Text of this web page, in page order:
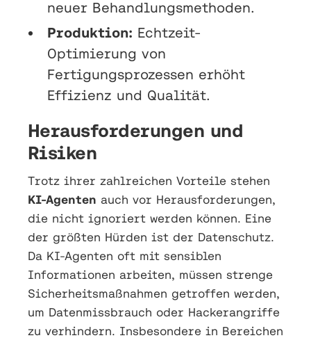
neuer Behandlungsmethoden.
Produktion: Echtzeit-
Optimierung von
Fertigungsprozessen erhöht
Effizienz und Qualität.
Herausforderungen und
Risiken
Trotz ihrer zahlreichen Vorteile stehen
KI-Agenten auch vor Herausforderungen,
die nicht ignoriert werden können. Eine
der größten Hürden ist der Datenschutz.
Da KI-Agenten oft mit sensiblen
Informationen arbeiten, müssen strenge
Sicherheitsmaßnahmen getroffen werden,
um Datenmissbrauch oder Hackerangriffe
zu verhindern. Insbesondere in Bereichen